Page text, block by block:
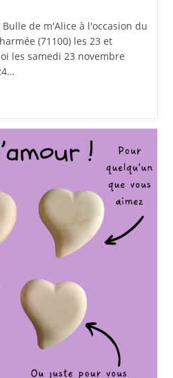
de m'Alice à l'occasion du
(71100) les 23 et
les samedi 23 novembre